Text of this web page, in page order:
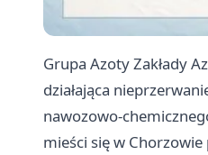
Grupa Azoty Zakłady
działająca
nawozowo-
mieści się w